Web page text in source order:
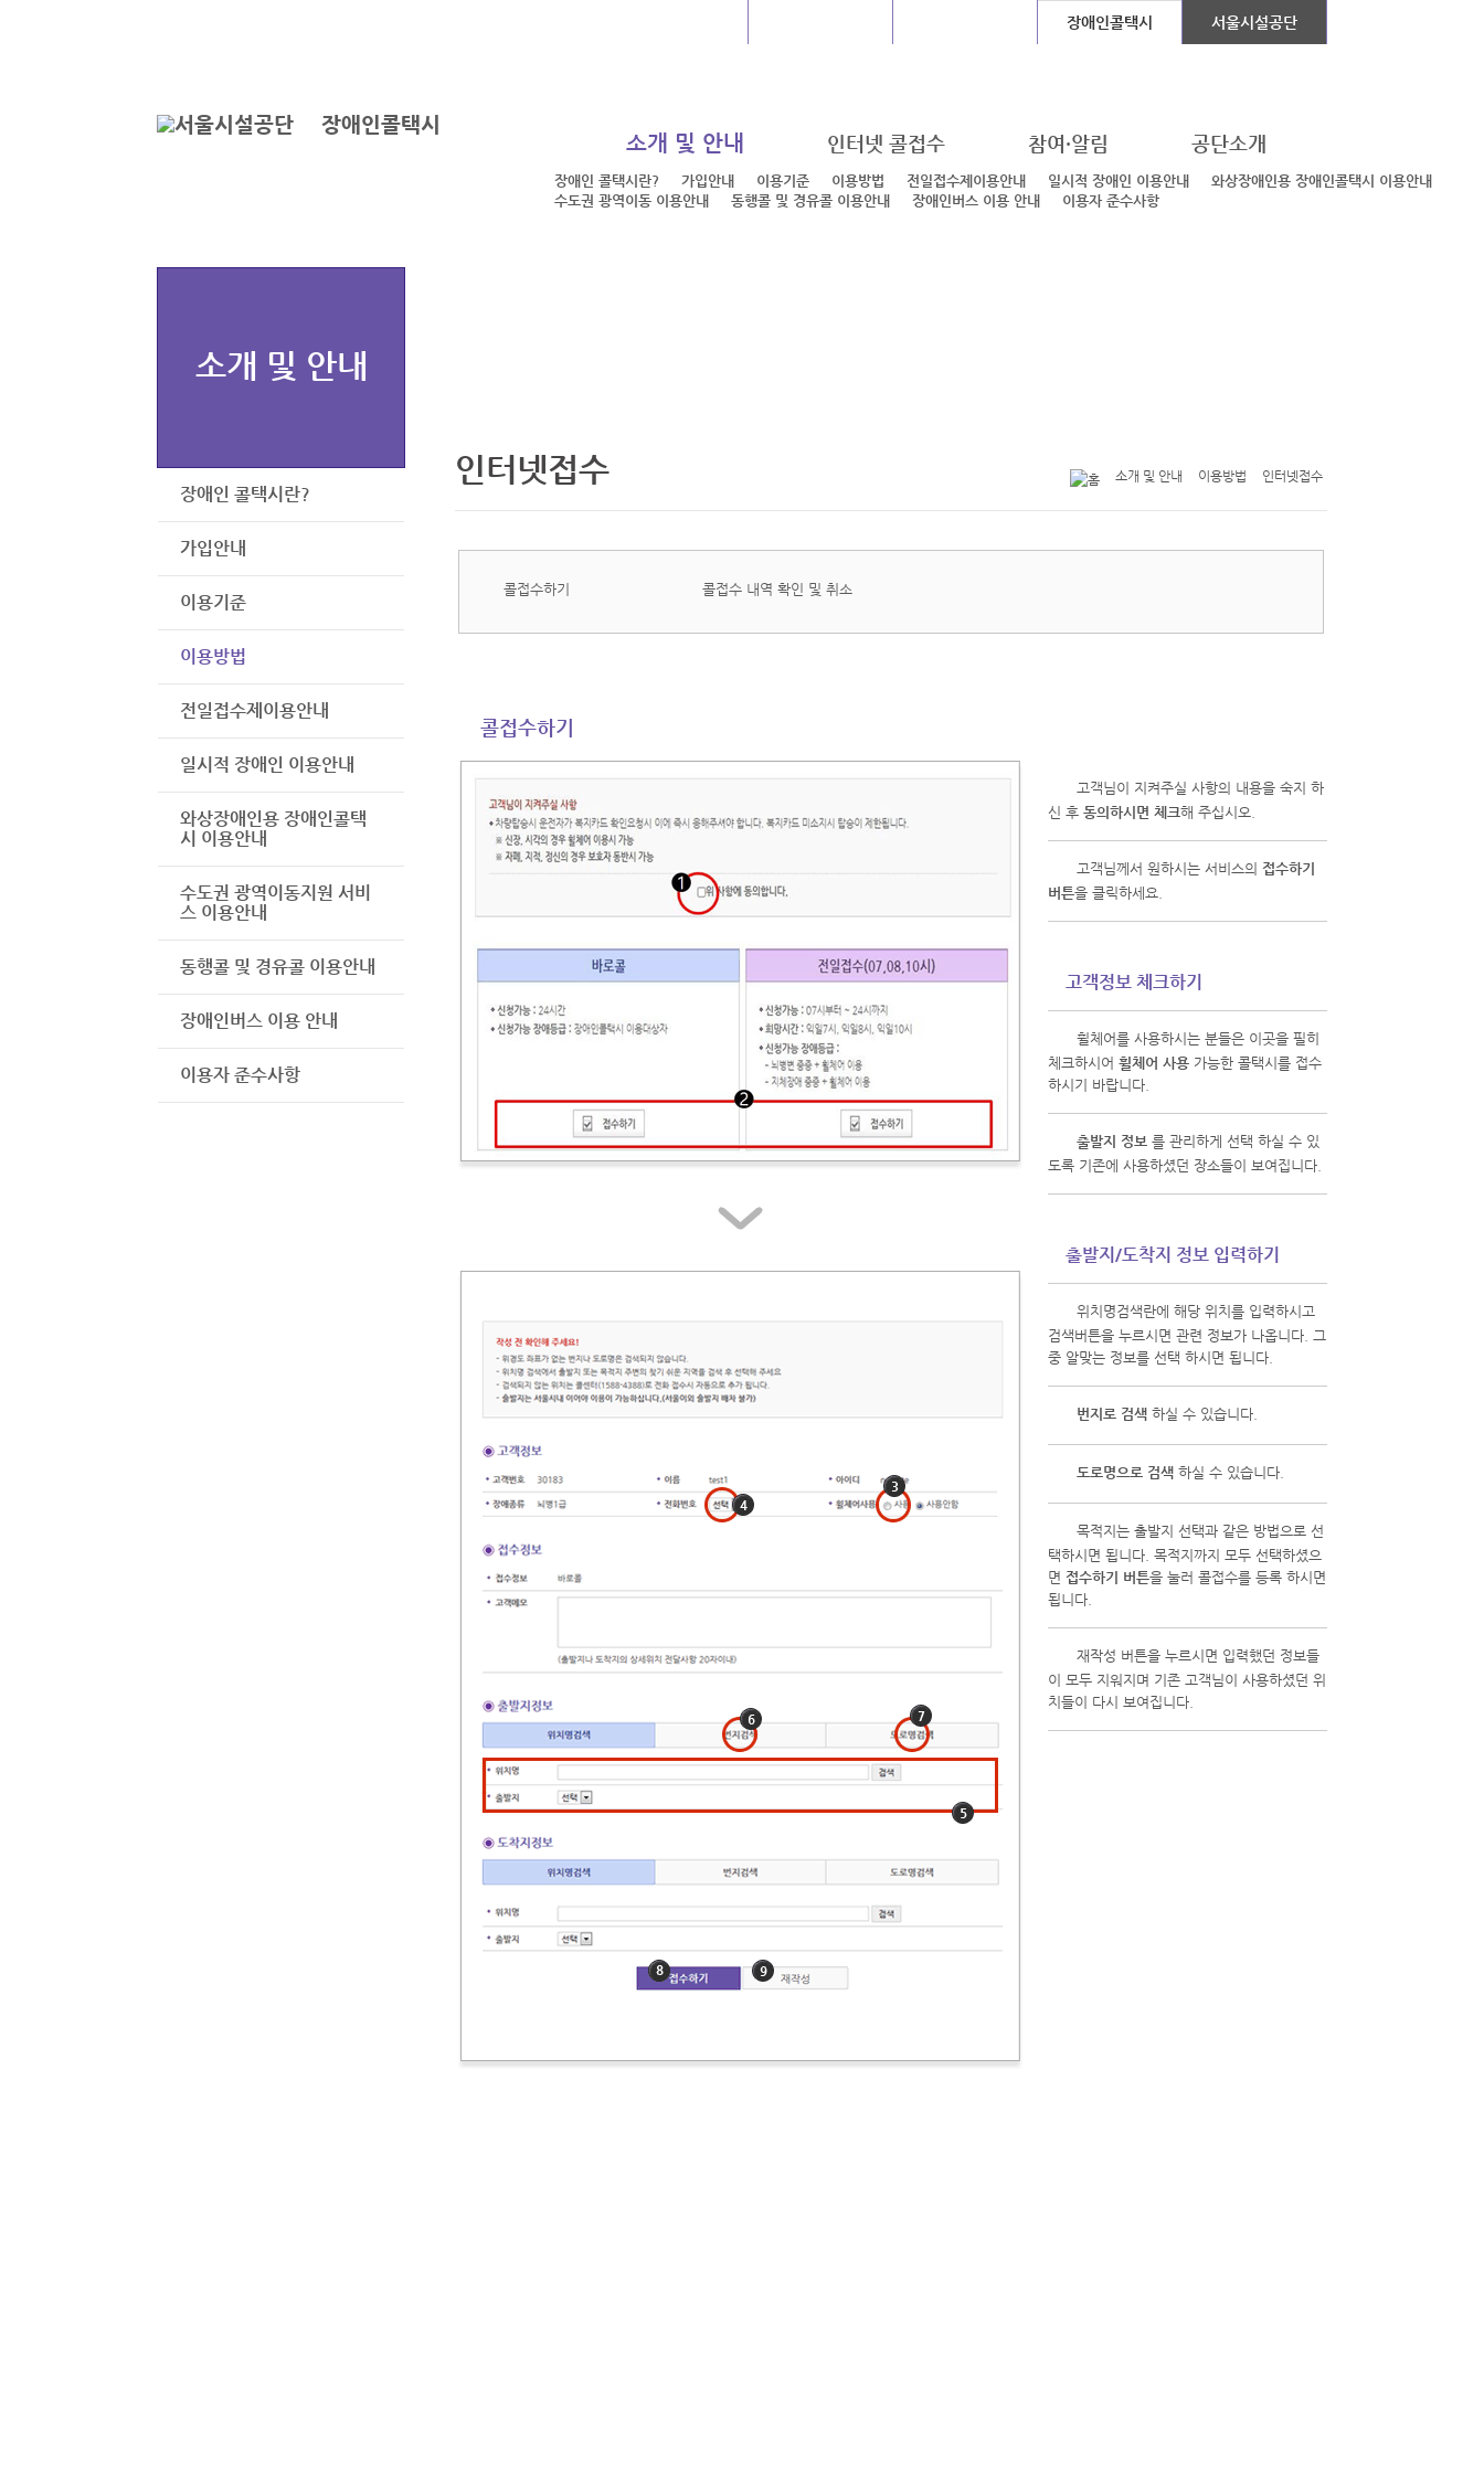
장애인콜택시
장애인콜택시 서울시설공단
소개 및 안내
장애인 콜택시란? 가입안내 이용기준 이용방법 전일접수제이용안내 일시적 장애인 이용안내
와상장애인용 장애인콜택시 이용안내
수도권 광역이동 이용안내
동행콜 및 경유콜 이용안내 장애인버스 이용 안내 이용자 준수사항
인터넷 콜접수 참여·알림 공단소개
소개 및 안내
장애인 콜택시란?
가입안내
이용기준
이용방법
전일접수제이용안내
일시적 장애인 이용안내
와상장애인용 장애인콜택
시 이용안내
수도권 광역이동지원 서비
스 이용안내
동행콜 및 경유콜 이용안내
장애인버스 이용 안내
이용자 준수사항
인터넷접수 소개 및 안내 이용방법 인터넷접수
콜접수하기 콜접수 내역 확인 및 취소
콜접수하기
고객님이 지켜주실 사항의 내용을 숙지 하
신 후동의하시면 체크해 주십시오.
고객님께서 원하시는 서비스의 접수하기
버튼을 클릭하세요.
고객정보 체크하기
휠체어를 사용하시는 분들은 이곳을 필히
체크하시어휠체어 사용 가능한 콜택시를 접수
하시기 바랍니다.
출발지 정보 를 관리하게 선택 하실 수 있
도록 기존에 사용하셨던 장소들이 보여집니다.
출발지/도착지 정보 입력하기
위치명검색란에 해당 위치를 입력하시고
검색버튼을 누르시면 관련 정보가 나옵니다. 그
중 알맞는 정보를 선택 하시면 됩니다.
번지로 검색 하실 수 있습니다.
도로명으로 검색 하실 수 있습니다.
목적지는 출발지 선택과 같은 방법으로 선
택하시면 됩니다. 목적지까지 모두 선택하셨으
면 접수하기 버튼을 눌러 콜접수를 등록 하시면
됩니다.
재작성 버튼을 누르시면 입력했던 정보들
이 모두 지워지며 기존 고객님이 사용하셨던 위
치들이 다시 보여집니다.